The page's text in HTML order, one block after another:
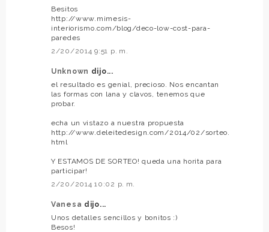
Besitos
http://www.mimesis-
interiorismo.com/blog/deco-low-cost-para-
paredes
2/20/2014 9:51 p. m.
Unknown dijo...
el resultado es genial, precioso. Nos encantan
las formas con lana y clavos, tenemos que
probar.
echa un vistazo a nuestra propuesta
http://www.deleitedesign.com/2014/02/sorteo.
html
Y ESTAMOS DE SORTEO! queda una horita para
participar!
2/20/2014 10:02 p. m.
Vanesa dijo...
Unos detalles sencillos y bonitos :)
Besos!